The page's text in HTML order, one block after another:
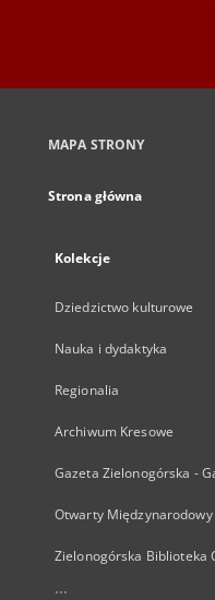
MAPA STRONY
Strona główna
Kolekcje
Dziedzictwo kulturowe
Nauka i dydaktyka
Regionalia
Archiwum Kresowe
Gazeta Zielonogórska -
Otwarty Międzynarodowy
Zielonogórska Biblioteka
...